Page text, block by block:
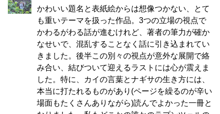
かわいい題名と表紙絵からは想像つかない、とて
も重いテーマを扱った作品。3つの立場の視点で
かわるがわる話が進むけれど、著者の筆力が確か
なせいで、混乱することなく話に引き込まれてい
きました。後半この別々の視点が意外な展開で絡
み合い、結びついて迎えるラストには心が震えま
した。特に、カイの言葉とナギサの生き方には、
本当に打たれるものがあり(ページを繰るのが辛い
場面もたくさんありながら)読んでよかった一冊と